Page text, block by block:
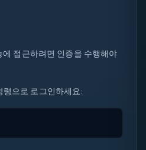
접근하려면 인증을 수행해야
령으로 로그인하세요: